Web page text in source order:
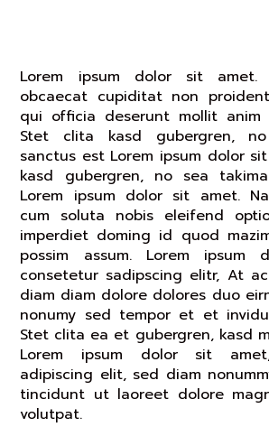
Lorem ipsum dolor sit amet.
obcaecat cupiditat non
qui officia deserunt mollit anim
Stet clita kasd gubergren,
sanctus est Lorem ipsum dolor
kasd gubergren, no sea
Lorem ipsum dolor sit amet.
cum soluta nobis eleifend
imperdiet doming id quod
possim assum. Lorem ipsum
consetetur sadipscing elitr, At
diam diam dolore dolores duo
nonumy sed tempor et et
Stet clita ea et gubergren, kasd
Lorem ipsum dolor sit
adipiscing elit, sed diam
tincidunt ut laoreet dolore
volutpat.